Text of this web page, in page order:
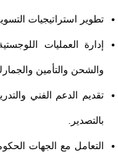
تطوير استراتيجيات
إدارة العمليات
والشحن والتأمين
تقديم الدعم الفني
بالتصدير.
التعامل مع الجهات